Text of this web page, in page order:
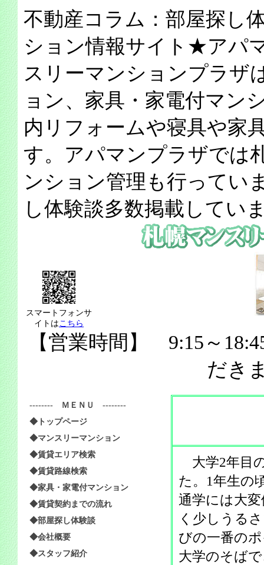
不動産コラム：部屋探し
ション情報サイト★アパ
スリーマンションプラザ
ョン、家具・家電付マン
内リフォームや寝具や家
す。アパマンプラザでは
ンション管理も行ってい
し体験談多数掲載してい
スマートフォンサ
イトはこちら
【営業時間】 9:15～
だき
大学2年目
た。1年生の
通学には大
く少しうる
びの一番の
大学のそば
-------- ＭＥＮＵ --------
◆トップページ
◆マンスリーマンション
◆賃貸エリア検索
◆賃貸路線検索
◆家具・家電付マンション
◆賃貸契約までの流れ
◆部屋探し体験談
◆会社概要
◆スタッフ紹介